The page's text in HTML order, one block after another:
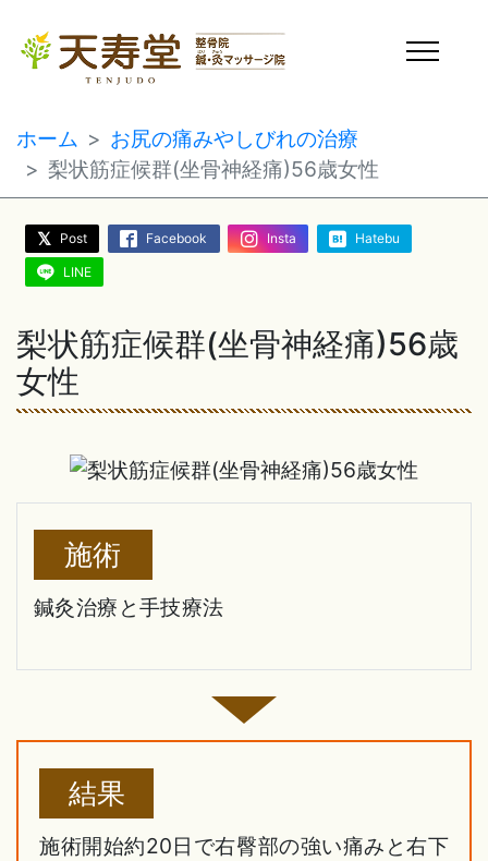
ホーム
お尻の痛みやしびれの治療
梨状筋症候群(坐骨神経痛)56歳女性
Post Facebook Insta Hatebu
LINE
梨状筋症候群(坐骨神経痛)56歳
女性
施術
鍼灸治療と手技療法
結果
施術開始約20日で右臀部の強い痛みと右下